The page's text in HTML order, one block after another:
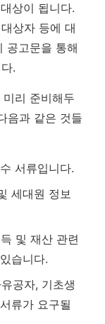
상이 됩니다.
상자 등에 대
공고문을 통해
.
리 준비해두
음과 같은 것들
서류입니다.
세대원 정보
및 재산 관련
습니다.
공자, 기초생
류가 요구될